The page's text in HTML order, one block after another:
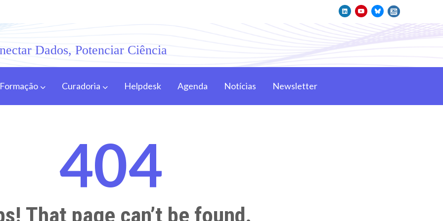
Dados, Potenciar Ciência
Formação Curadoria Helpdesk Agenda Notícias Newsletter
404
That page can’t be found.